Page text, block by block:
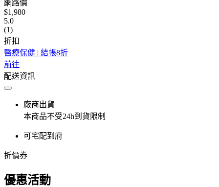
網路價
$1,980
5.0
(1)
折扣
醫療保健 | 結帳8折
前往
配送資訊
廠商出貨
本商品不受24h到貨限制
可宅配到府
折價券
優惠活動